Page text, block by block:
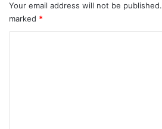
Your email address will not be published.
marked *